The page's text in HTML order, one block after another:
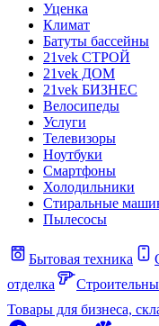
Уценка
Климат
Батуты бассейны
21vek СТРОЙ
21vek ДОМ
21vek БИЗНЕС
Велосипеды
Услуги
Телевизоры
Ноутбуки
Смартфоны
Холодильники
Стиральные
Пылесосы
Бытовая техника
отделка
Товары для бизнеса,